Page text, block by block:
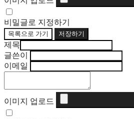
비밀글로 지정하기
목록으로 가기 저장하기
제목
글쓴이
이메일
이미지 업로드